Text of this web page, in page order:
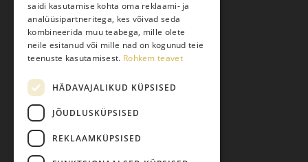
Toodete tellimine
Maksmine
Järelmaks
Pretensiooni esitamine
Isikuandmete töötlemine
saidi kasutamise kohta oma reklaami- ja
analüüsipartneritega, kes võivad seda
kombineerida muu teabega, mille olete
neile esitanud või mille nad on kogunud teie
teenuste kasutamisest. Rohkem teavet
HÄDAVAJALIKUD KÜPSISED
JÕUDLUSKÜPSISED
REKLAAMKÜPSISED